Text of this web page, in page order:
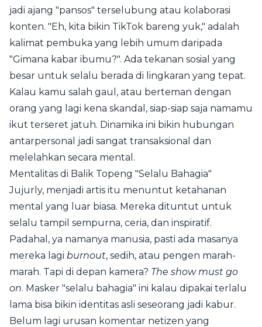
jadi ajang "pansos" terselubung atau kolaborasi
konten. "Eh, kita bikin TikTok bareng yuk," adalah
kalimat pembuka yang lebih umum daripada
"Gimana kabar ibumu?". Ada tekanan sosial yang
besar untuk selalu berada di lingkaran yang tepat.
Kalau kamu salah gaul, atau berteman dengan
orang yang lagi kena skandal, siap-siap saja namamu
ikut terseret jatuh. Dinamika ini bikin hubungan
antarpersonal jadi sangat transaksional dan
melelahkan secara mental.
Mentalitas di Balik Topeng "Selalu Bahagia"
Jujurly, menjadi artis itu menuntut ketahanan
mental yang luar biasa. Mereka dituntut untuk
selalu tampil sempurna, ceria, dan inspiratif.
Padahal, ya namanya manusia, pasti ada masanya
mereka lagi burnout, sedih, atau pengen marah-
marah. Tapi di depan kamera? The show must go
on. Masker "selalu bahagia" ini kalau dipakai terlalu
lama bisa bikin identitas asli seseorang jadi kabur.
Belum lagi urusan komentar netizen yang